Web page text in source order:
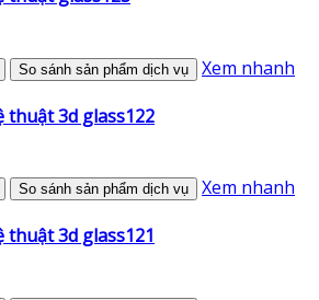
So sánh sản phẩm dịch vụ Xem nhanh
thuật 3d glass122
So sánh sản phẩm dịch vụ Xem nhanh
thuật 3d glass121